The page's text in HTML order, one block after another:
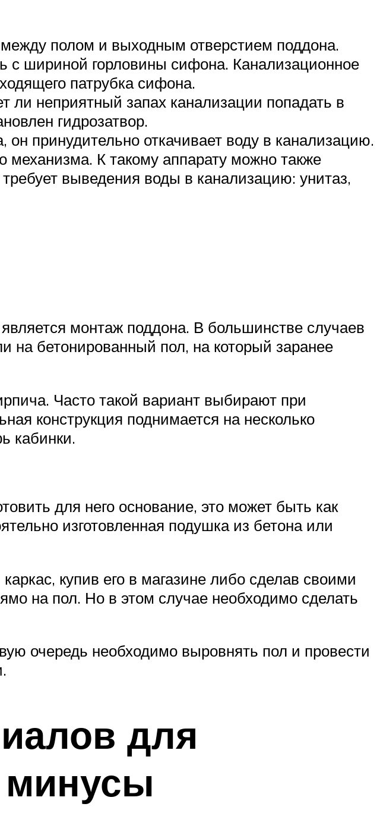
полом и выходным отверстием поддона.
с шириной горловины сифона. Канализационное
патрубка сифона.
ли неприятный запах канализации попадать в
гидрозатвор.
принудительно откачивает воду в канализацию.
К такому аппарату можно также
выведения воды в канализацию: унитаз,
монтаж поддона. В большинстве случаев
на бетонированный пол, на который заранее
Часто такой вариант выбирают при
конструкция поднимается на несколько
кабинки.
для него основание, это может быть как
изготовленная подушка из бетона или
купив его в магазине либо сделав своими
на пол. Но в этом случае необходимо сделать
очередь необходимо выровнять пол и провести
для